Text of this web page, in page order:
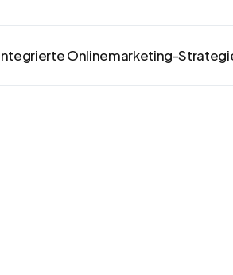
Onlinemarketing-